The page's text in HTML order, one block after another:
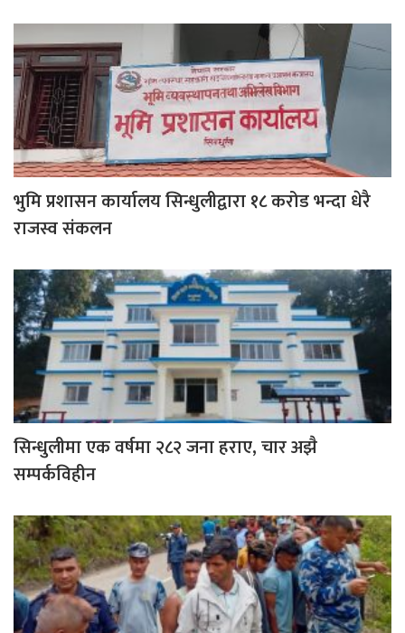
भुमि प्रशासन कार्यालय सिन्धुलीद्वारा १८ करोड भन्दा धेरै
राजस्व संकलन
सिन्धुलीमा एक वर्षमा २८२ जना हराए, चार अझै
सम्पर्कविहीन